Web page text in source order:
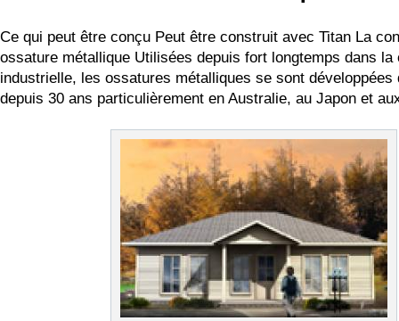
Ce qui peut être conçu Peut être construit avec Titan La
ossature métallique Utilisées depuis fort longtemps dans la
industrielle, les ossatures métalliques se sont développées
depuis 30 ans particulièrement en Australie, au Japon et